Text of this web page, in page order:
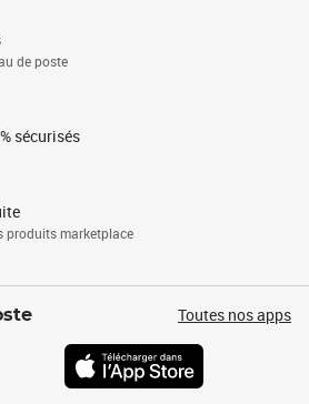
de poste
sécurisés
produits marketplace
Toutes nos apps